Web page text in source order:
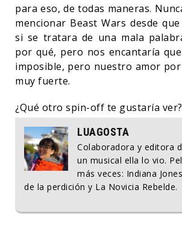
para eso, de todas maneras.
mencionar Beast Wars desde
si se tratara de una mala
por qué, pero nos encantaría que
imposible, pero nuestro amor
muy fuerte.
¿Qué otro spin-off te gustaría ver?
LUAGOSTA
Colaboradora y editora
un musical ella lo vio.
más veces: Indiana
de la perdición y La Novicia Rebelde.